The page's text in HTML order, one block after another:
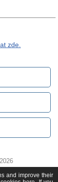
zde.
and improve their